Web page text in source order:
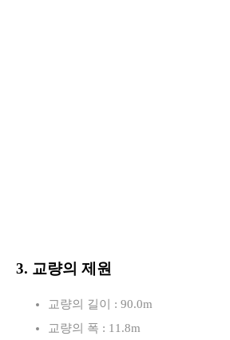
3. 교량의 제원
교량의 길이 : 90.0m
교량의 폭 : 11.8m